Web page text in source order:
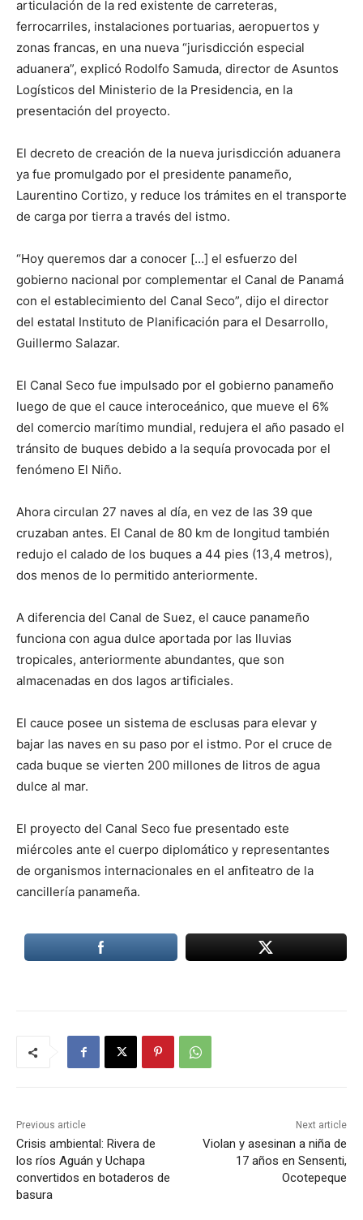
articulación de la red existente de carreteras,
ferrocarriles, instalaciones portuarias, aeropuertos y
zonas francas, en una nueva “jurisdicción especial
aduanera”, explicó Rodolfo Samuda, director de Asuntos
Logísticos del Ministerio de la Presidencia, en la
presentación del proyecto.
El decreto de creación de la nueva jurisdicción aduanera
ya fue promulgado por el presidente panameño,
Laurentino Cortizo, y reduce los trámites en el transporte
de carga por tierra a través del istmo.
“Hoy queremos dar a conocer […] el esfuerzo del
gobierno nacional por complementar el Canal de Panamá
con el establecimiento del Canal Seco”, dijo el director
del estatal Instituto de Planificación para el Desarrollo,
Guillermo Salazar.
El Canal Seco fue impulsado por el gobierno panameño
luego de que el cauce interoceánico, que mueve el 6%
del comercio marítimo mundial, redujera el año pasado el
tránsito de buques debido a la sequía provocada por el
fenómeno El Niño.
Ahora circulan 27 naves al día, en vez de las 39 que
cruzaban antes. El Canal de 80 km de longitud también
redujo el calado de los buques a 44 pies (13,4 metros),
dos menos de lo permitido anteriormente.
A diferencia del Canal de Suez, el cauce panameño
funciona con agua dulce aportada por las lluvias
tropicales, anteriormente abundantes, que son
almacenadas en dos lagos artificiales.
El cauce posee un sistema de esclusas para elevar y
bajar las naves en su paso por el istmo. Por el cruce de
cada buque se vierten 200 millones de litros de agua
dulce al mar.
El proyecto del Canal Seco fue presentado este
miércoles ante el cuerpo diplomático y representantes
de organismos internacionales en el anfiteatro de la
cancillería panameña.
Previous article
Crisis ambiental: Rivera de
los ríos Aguán y Uchapa
convertidos en botaderos de
basura
Next article
Violan y asesinan a niña de
17 años en Sensenti,
Ocotepeque